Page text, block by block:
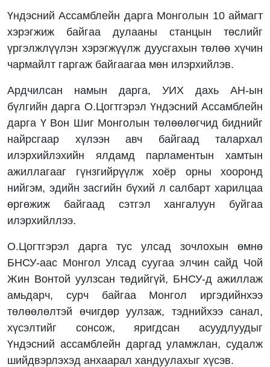
Үндэсний Ассамблейн дарга Монголын 10 аймагт
хэрэгжиж байгаа дулааны станцын төслийг
үргэлжлүүлэн хэрэгжүүлж дуусгахын төлөө хүчин
чармайлт гаргаж байгаагаа мөн илэрхийлэв.
Ардчилсан намын дарга, УИХ дахь АН-ын
бүлгийн дарга О.Цогтгэрэл Үндэсний Ассамблейн
дарга Ү Вон Шиг Монголын төлөөлөгчид биднийг
найрсгаар хүлээн авч байгаад талархал
илэрхийлэхийн ялдамд парламентын хамтын
ажиллагааг гүнзгийрүүлж хоёр орны хооронд
нийгэм, эдийн засгийн бүхий л салбарт харилцаа
өргөжиж байгаад сэтгэл хангалуун буйгаа
илэрхийллээ.
О.Цогтгэрэл дарга тус улсад зочлохын өмнө
БНСУ-аас Монгол Улсад суугаа элчин сайд Чой
Жин Вонтой уулзсан төдийгүй, БНСУ-д ажиллаж
амьдарч, сурч байгаа Монгол иргэдийнхээ
төлөөлөлтэй өчигдөр уулзаж, тэднийхээ санал,
хүсэлтийг сонсож, яригдсан асуудлуудыг
Үндэсний ассамблейн даргад уламжлан, судалж
шийдвэрлэхэд анхаарал хандуулахыг хүсэв.